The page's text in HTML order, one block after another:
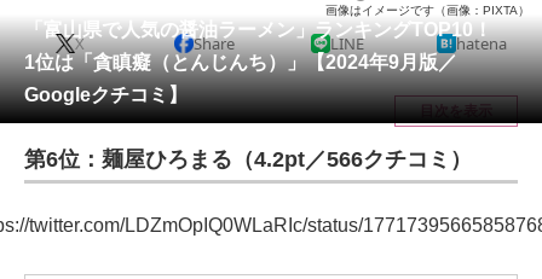
会員記事
メディア
注目記事を集めた総合ページ
ITの今と未来を見通す
スマホと通信の最新トレンド
「富山県で人気の醤油ラーメン」ランキングTOP10！
1位は「貪瞋癡（とんじんち）」【2024年9月版／
Googleクチコミ】
画像はイメージです（画像：PIXTA）
X Share LINE hatena
目次を表示
第6位：麺屋ひろまる（4.2pt／566クチコミ）
twitter.com/LDZmOpIQ0WLaRIc/status/